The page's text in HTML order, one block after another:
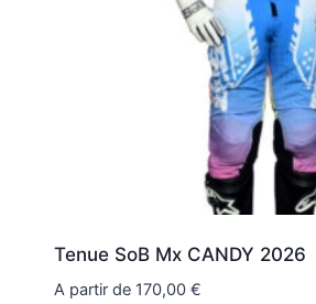
Tenue SoB Mx CANDY 2026
A partir de 170,00 €